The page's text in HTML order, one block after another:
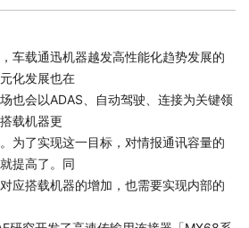
载通迅机器越发高性能化趋势发展的
化发展也在
也会以ADAS、自动驾驶、连接为关键领
载机器更
为了实现这一目标，对情报通讯容量的
提高了。同
应搭载机器的增加，也需要实现内部的